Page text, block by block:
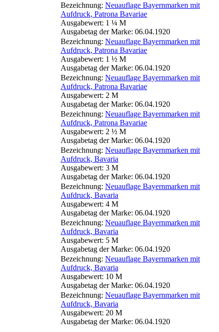
Bezeichnung: Neuauflage Bayernmarken mit
Aufdruck, Patrona Bavariae
Ausgabewert: 1 ¼ M
Ausgabetag der Marke: 06.04.1920
Bezeichnung: Neuauflage Bayernmarken mit
Aufdruck, Patrona Bavariae
Ausgabewert: 1 ½ M
Ausgabetag der Marke: 06.04.1920
Bezeichnung: Neuauflage Bayernmarken mit
Aufdruck, Patrona Bavariae
Ausgabewert: 2 M
Ausgabetag der Marke: 06.04.1920
Bezeichnung: Neuauflage Bayernmarken mit
Aufdruck, Patrona Bavariae
Ausgabewert: 2 ½ M
Ausgabetag der Marke: 06.04.1920
Bezeichnung: Neuauflage Bayernmarken mit
Aufdruck, Bavaria
Ausgabewert: 3 M
Ausgabetag der Marke: 06.04.1920
Bezeichnung: Neuauflage Bayernmarken mit
Aufdruck, Bavaria
Ausgabewert: 4 M
Ausgabetag der Marke: 06.04.1920
Bezeichnung: Neuauflage Bayernmarken mit
Aufdruck, Bavaria
Ausgabewert: 5 M
Ausgabetag der Marke: 06.04.1920
Bezeichnung: Neuauflage Bayernmarken mit
Aufdruck, Bavaria
Ausgabewert: 10 M
Ausgabetag der Marke: 06.04.1920
Bezeichnung: Neuauflage Bayernmarken mit
Aufdruck, Bavaria
Ausgabewert: 20 M
Ausgabetag der Marke: 06.04.1920